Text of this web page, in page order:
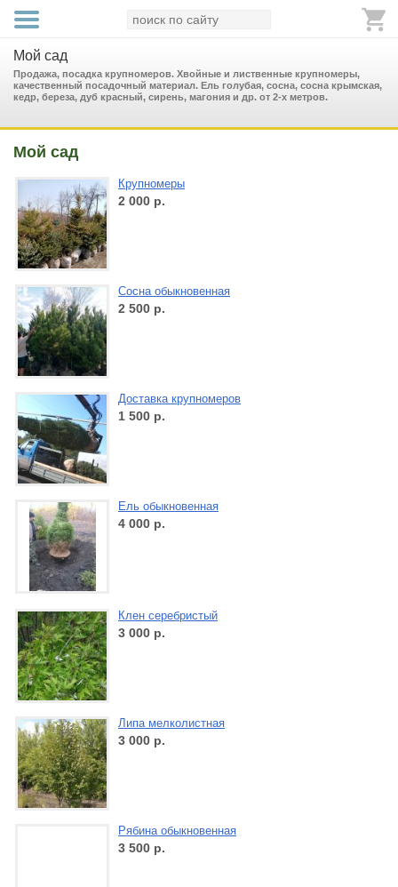
Мой сад
Продажа, посадка крупномеров. Хвойные и лиственные крупномеры,
качественный посадочный материал. Ель голубая, сосна, сосна крымская,
кедр, береза, дуб красный, сирень, магония и др. от 2-х метров.
Мой сад
Крупномеры
2 000 р.
Сосна обыкновенная
2 500 р.
Доставка крупномеров
1 500 р.
Ель обыкновенная
4 000 р.
Клен серебристый
3 000 р.
Липа мелколистная
3 000 р.
Рябина обыкновенная
3 500 р.